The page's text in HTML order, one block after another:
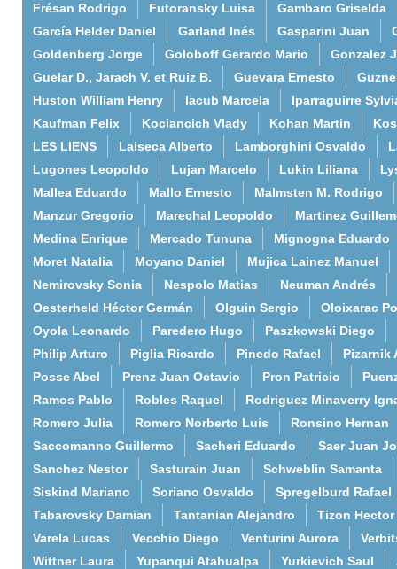
Frésan Rodrigo
Futoransky Luisa
Gambaro Griselda
García Helder Daniel
Garland Inés Gasparini Juan
Goldenberg Jorge
Goloboff Gerardo Mario
Gonzalez
Guelar D., Jarach V. et Ruiz B.
Guevara Ernesto
Huston William Henry
Iacub Marcela
Iparraguirre
Kaufman Felix
Kociancich Vlady Kohan Martin
LES LIENS
Laiseca Alberto Lamborghini Osvaldo
Lugones Leopoldo
Lujan Marcelo Lukin Liliana
Mallea Eduardo
Mallo Ernesto
Malmsten M. Rodrigo
Manzur Gregorio
Marechal Leopoldo
Martinez
Medina Enrique
Mercado Tununa
Mignogna Eduardo
Moret Natalia
Moyano Daniel
Mujica Lainez Manuel
Nemirovsky Sonia
Nespolo Matias
Neuman Andrés
Oesterheld Héctor Germán
Olguin Sergio
Oloixarac
Oyola Leonardo
Paredero Hugo
Paszkowski Diego
Philip Arturo
Piglia Ricardo Pinedo Rafael
Pizarnik
Posse Abel
Prenz Juan Octavio Pron Patricio
Ramos Pablo
Robles Raquel
Rodriguez Minaverry
Romero Julia
Romero Norberto Luis
Ronsino Hernan
Saccomanno Guillermo
Sacheri Eduardo
Saer Juan
Sanchez Nestor
Sasturain Juan
Schweblin Samanta
Siskind Mariano
Soriano Osvaldo
Spregelburd Rafael
Tabarovsky Damian
Tantanian Alejandro
Tizon Hector
Varela Lucas
Vecchio Diego Venturini Aurora
Wittner Laura
Yupanqui Atahualpa Yurkievich Saul